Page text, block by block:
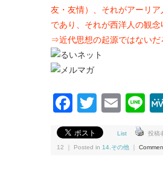
友・友情）、それがアーリア
であり、それが西洋人の観
⇒近代思想の起源ではないだ
Facebook
Twitter
List 投稿
12 ｜ Posted in 14.その他